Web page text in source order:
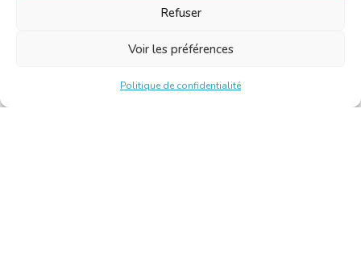
Refuser
Voir les préférences
Politique de confidentialité